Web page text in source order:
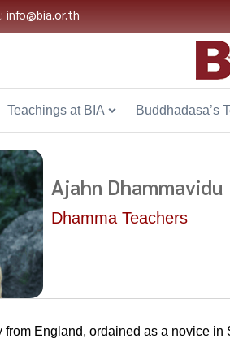
info@bia.or.th
Teachings at BIA Buddhadasa’s
Ajahn Dhammavidu
Dhamma Teachers
England, ordained as a novice